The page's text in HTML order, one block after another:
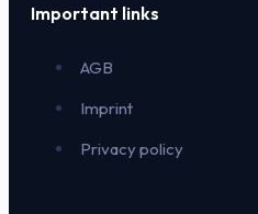
Important links
AGB
Imprint
Privacy policy